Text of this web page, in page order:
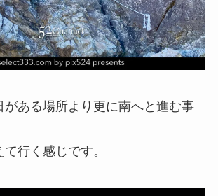
がある場所より更に南へと進む事
行く感じです。